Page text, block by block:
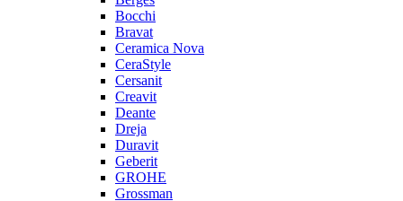
Bocchi
Bravat
Ceramica Nova
CeraStyle
Cersanit
Creavit
Deante
Dreja
Duravit
Geberit
GROHE
Grossman